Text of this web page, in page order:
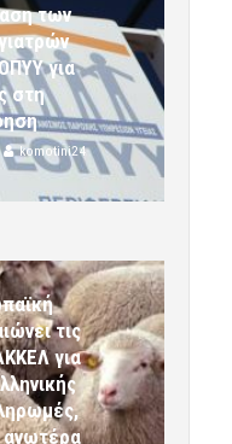
των
για
στη
komotini24
τις
για
ανωτέρα